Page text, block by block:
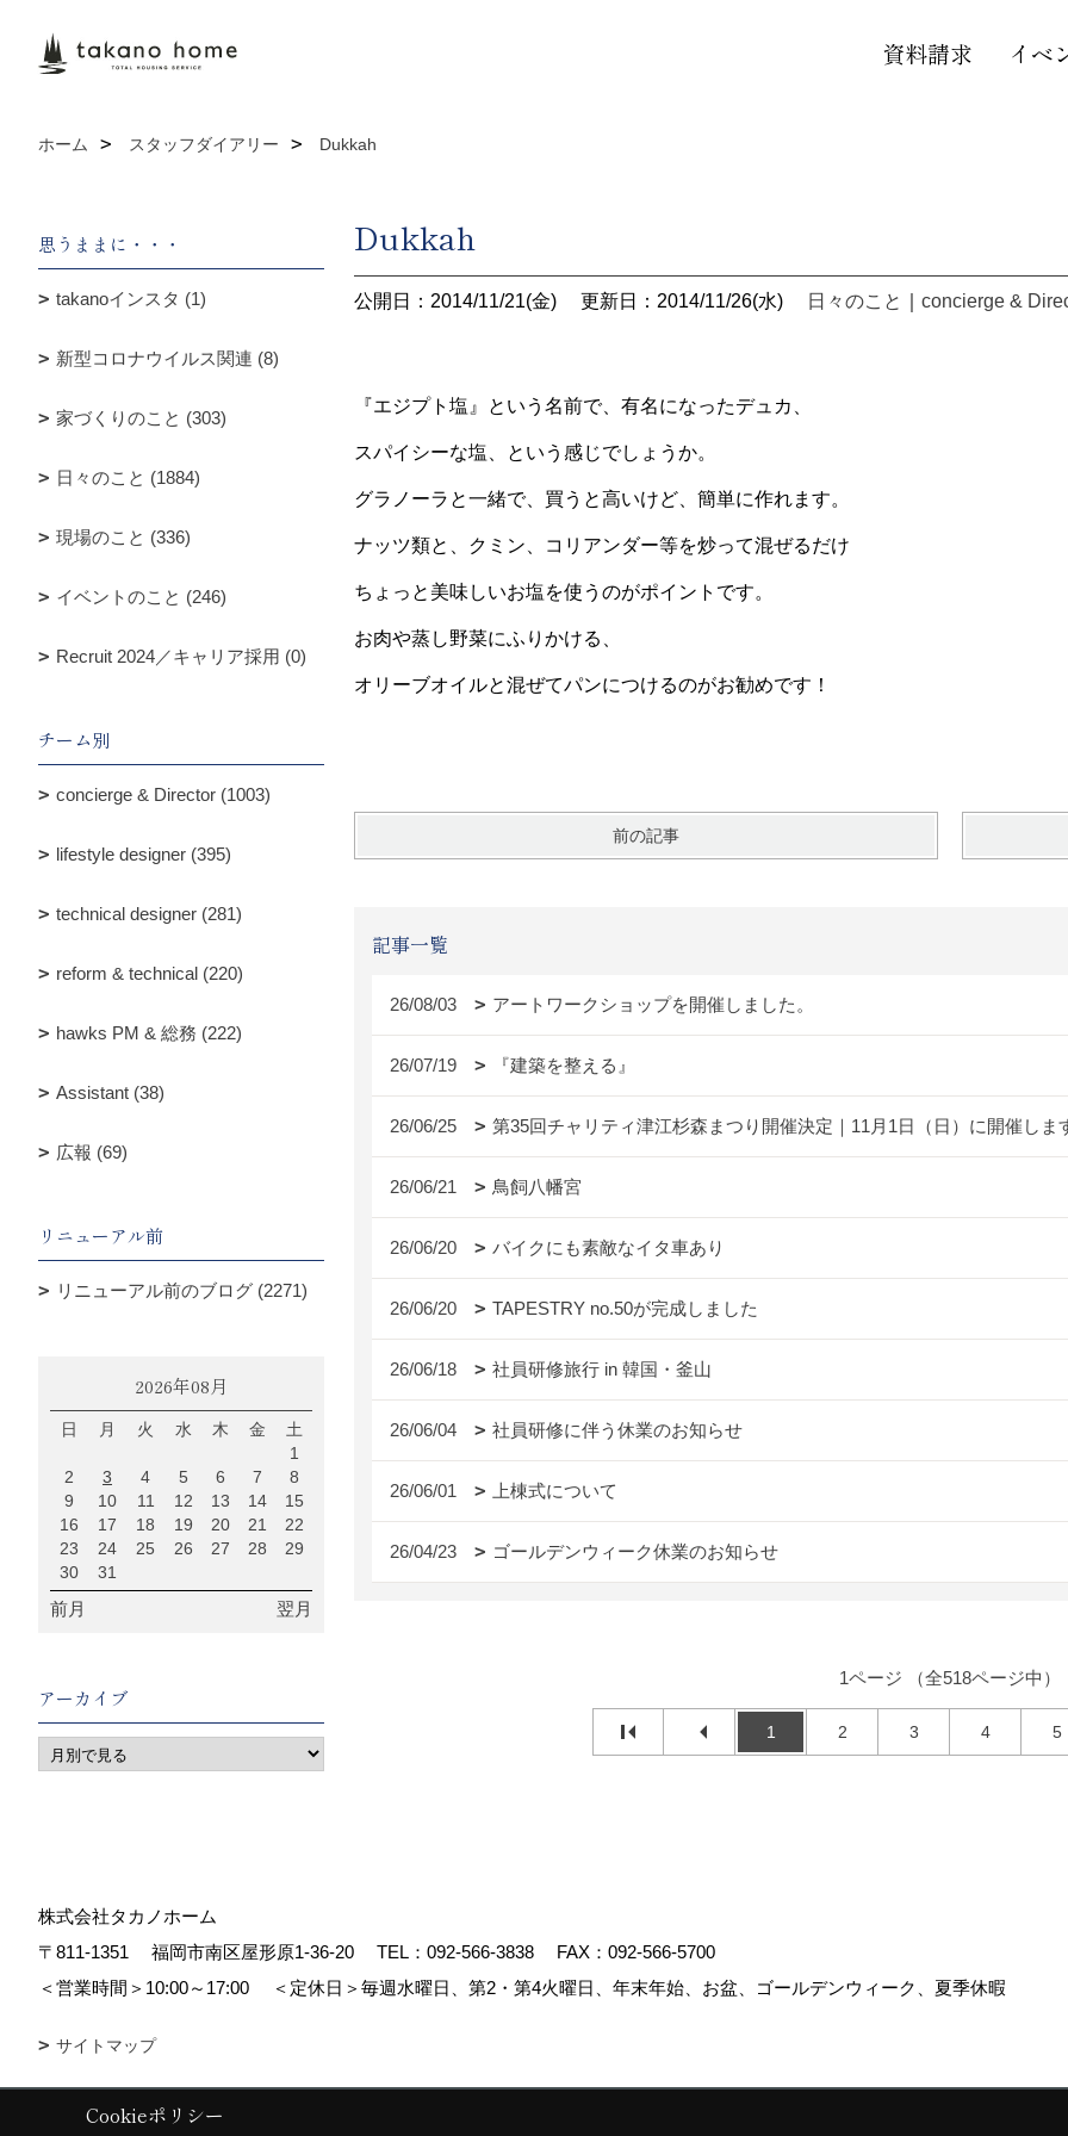
資料請求 イベ
ホーム スタッフダイアリー Dukkah
Dukkah
公開日：2014/11/21(金) 更新日：2014/11/26(水) 日々のこと concierge &
『エジプト塩』という名前で、有名になったデュカ、
スパイシーな塩、という感じでしょうか。
グラノーラと一緒で、買うと高いけど、簡単に作れます。
ナッツ類と、クミン、コリアンダー等を炒って混ぜるだけ
ちょっと美味しいお塩を使うのがポイントです。
お肉や蒸し野菜にふりかける、
オリーブオイルと混ぜてパンにつけるのがお勧めです！
前の記事
記事一覧
26/08/03 アートワークショップを開催しました。
26/07/19 『建築を整える』
26/06/25 第35回チャリティ津江杉森まつり開催決定｜11月1日（日）に開催しま
26/06/21 鳥飼八幡宮
26/06/20 バイクにも素敵なイタ車あり
26/06/20 TAPESTRY no.50が完成しました
26/06/18 社員研修旅行 in 韓国・釜山
26/06/04 社員研修に伴う休業のお知らせ
26/06/01 上棟式について
26/04/23 ゴールデンウィーク休業のお知らせ
1ページ （全518ページ中）
1 2 3 4 5
思うままに・・・
takanoインスタ (1)
新型コロナウイルス関連 (8)
家づくりのこと (303)
日々のこと (1884)
現場のこと (336)
イベントのこと (246)
Recruit 2024／キャリア採用 (0)
チーム別
concierge & Director (1003)
lifestyle designer (395)
technical designer (281)
reform & technical (220)
hawks PM & 総務 (222)
Assistant (38)
広報 (69)
リニューアル前
リニューアル前のブログ (2271)
2026年08月
日 月 火 水 木 金
土
1
2
3 4 5 6 7
8
9
10 11 12 13 14
15
16
17 18 19 20 21
22
23
24 25 26 27 28
29
30
31
前月 翌月
アーカイブ
株式会社タカノホーム
〒811-1351
福岡市南区屋形原1-36-20 TEL： 092-566-3838
FAX：092-566-5700
＜営業時間＞10:00～17:00
＜定休日＞毎週水曜日、第2・第4火曜日、年末年始、お盆、ゴールデンウィーク、夏季休暇
サイトマップ
Copyright (c) TAKANO CONSTRUCTION CO.,LTD. All Rights Reserved.
Cookieポリシー